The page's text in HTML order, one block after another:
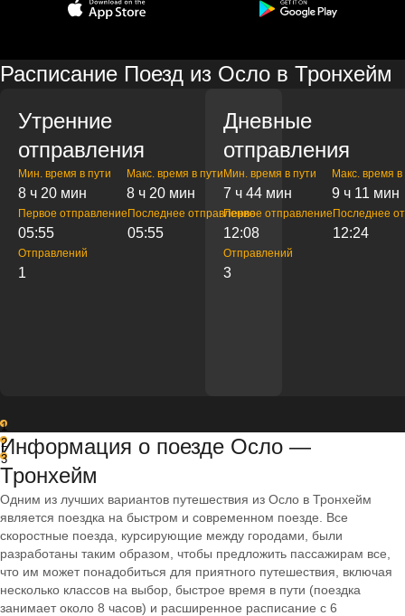
Расписание Поезд из Осло в Тронхейм
Утренние
отправления
Мин. время в пути
8 ч 20 мин
Макс. время в пути
8 ч 20 мин
Первое отправление
05:55
Последнее отправление
05:55
Отправлений
1
Дневные
отправления
Мин. время в пути
7 ч 44 мин
Макс. время в
9 ч 11 мин
Первое отправление
12:08
Последнее
12:24
Отправлений
3
1
2
3
Информация о поезде Осло —
Тронхейм
Одним из лучших вариантов путешествия из Осло в Тронхейм
является поездка на быстром и современном поезде. Все
скоростные поезда, курсирующие между городами, были
разработаны таким образом, чтобы предложить пассажирам все,
что им может понадобиться для приятного путешествия, включая
несколько классов на выбор, быстрое время в пути (поездка
занимает около 8 часов) и расширенное расписание с 6